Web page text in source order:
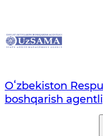
Oʻzbekiston
boshqarish